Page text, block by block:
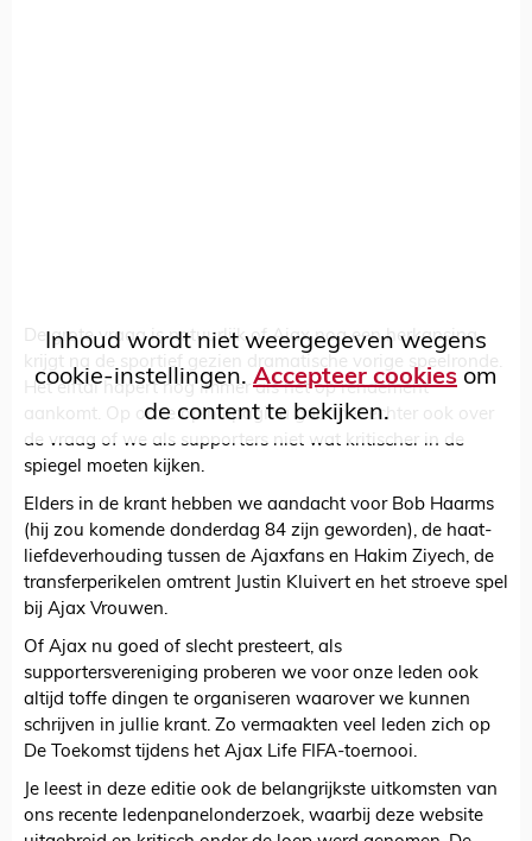
Inhoud wordt niet weergegeven wegens
cookie-instellingen. Accepteer cookies om
de content te bekijken.
De grote vraag is natuurlijk of Ajax nog een herkansing
krijgt na de sportief gezien dramatische vorige speelronde.
Het elftal hapert nog immer als het op rendement
aankomt. Op onze opiniepagina gaat het echter ook over
de vraag of we als supporters niet wat kritischer in de
spiegel moeten kijken.
Elders in de krant hebben we aandacht voor Bob Haarms
(hij zou komende donderdag 84 zijn geworden), de haat-
liefdeverhouding tussen de Ajaxfans en Hakim Ziyech, de
transferperikelen omtrent Justin Kluivert en het stroeve spel
bij Ajax Vrouwen.
Of Ajax nu goed of slecht presteert, als
supportersvereniging proberen we voor onze leden ook
altijd toffe dingen te organiseren waarover we kunnen
schrijven in jullie krant. Zo vermaakten veel leden zich op
De Toekomst tijdens het Ajax Life FIFA-toernooi.
Je leest in deze editie ook de belangrijkste uitkomsten van
ons recente ledenpanelonderzoek, waarbij deze website